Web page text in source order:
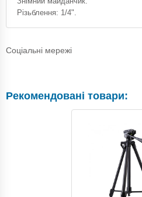
Різьблення: 1/4".
Соціальні мережі
Рекомендовані товари: